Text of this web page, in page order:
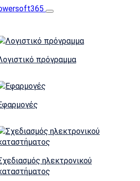
πρόγραμμα
ηλεκτρονικού